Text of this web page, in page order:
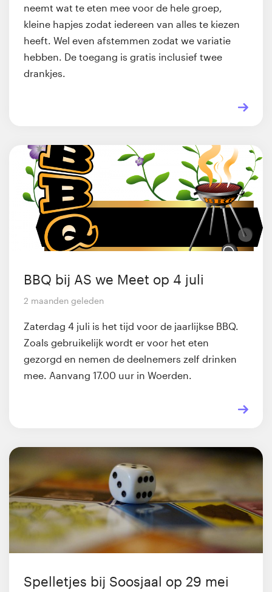
neemt wat te eten mee voor de hele groep,
kleine hapjes zodat iedereen van alles te kiezen
heeft. Wel even afstemmen zodat we variatie
hebben. De toegang is gratis inclusief twee
drankjes.
BBQ bij AS we Meet op 4 juli
2 maanden geleden
Zaterdag 4 juli is het tijd voor de jaarlijkse BBQ.
Zoals gebruikelijk wordt er voor het eten
gezorgd en nemen de deelnemers zelf drinken
mee. Aanvang 17.00 uur in Woerden.
Spelletjes bij Soosjaal op 29 mei